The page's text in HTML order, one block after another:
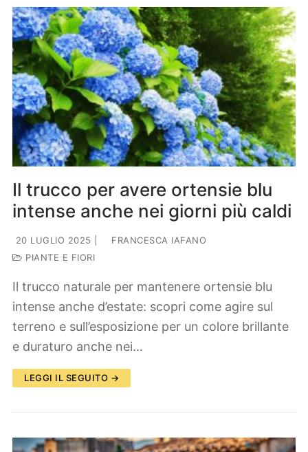
Il trucco per avere ortensie blu
intense anche nei giorni più caldi
20 LUGLIO 2025
FRANCESCA IAFANO
PIANTE E FIORI
Il trucco naturale per mantenere ortensie blu
intense anche d’estate: scopri come agire sul
terreno e sull’esposizione per un colore brillante
e duraturo anche nei…
LEGGI IL SEGUITO →